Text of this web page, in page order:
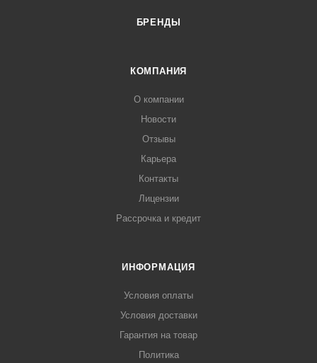
БРЕНДЫ
КОМПАНИЯ
О компании
Новости
Отзывы
Карьера
Контакты
Лицензии
Рассрочка и кредит
ИНФОРМАЦИЯ
Условия оплаты
Условия доставки
Гарантия на товар
Политика